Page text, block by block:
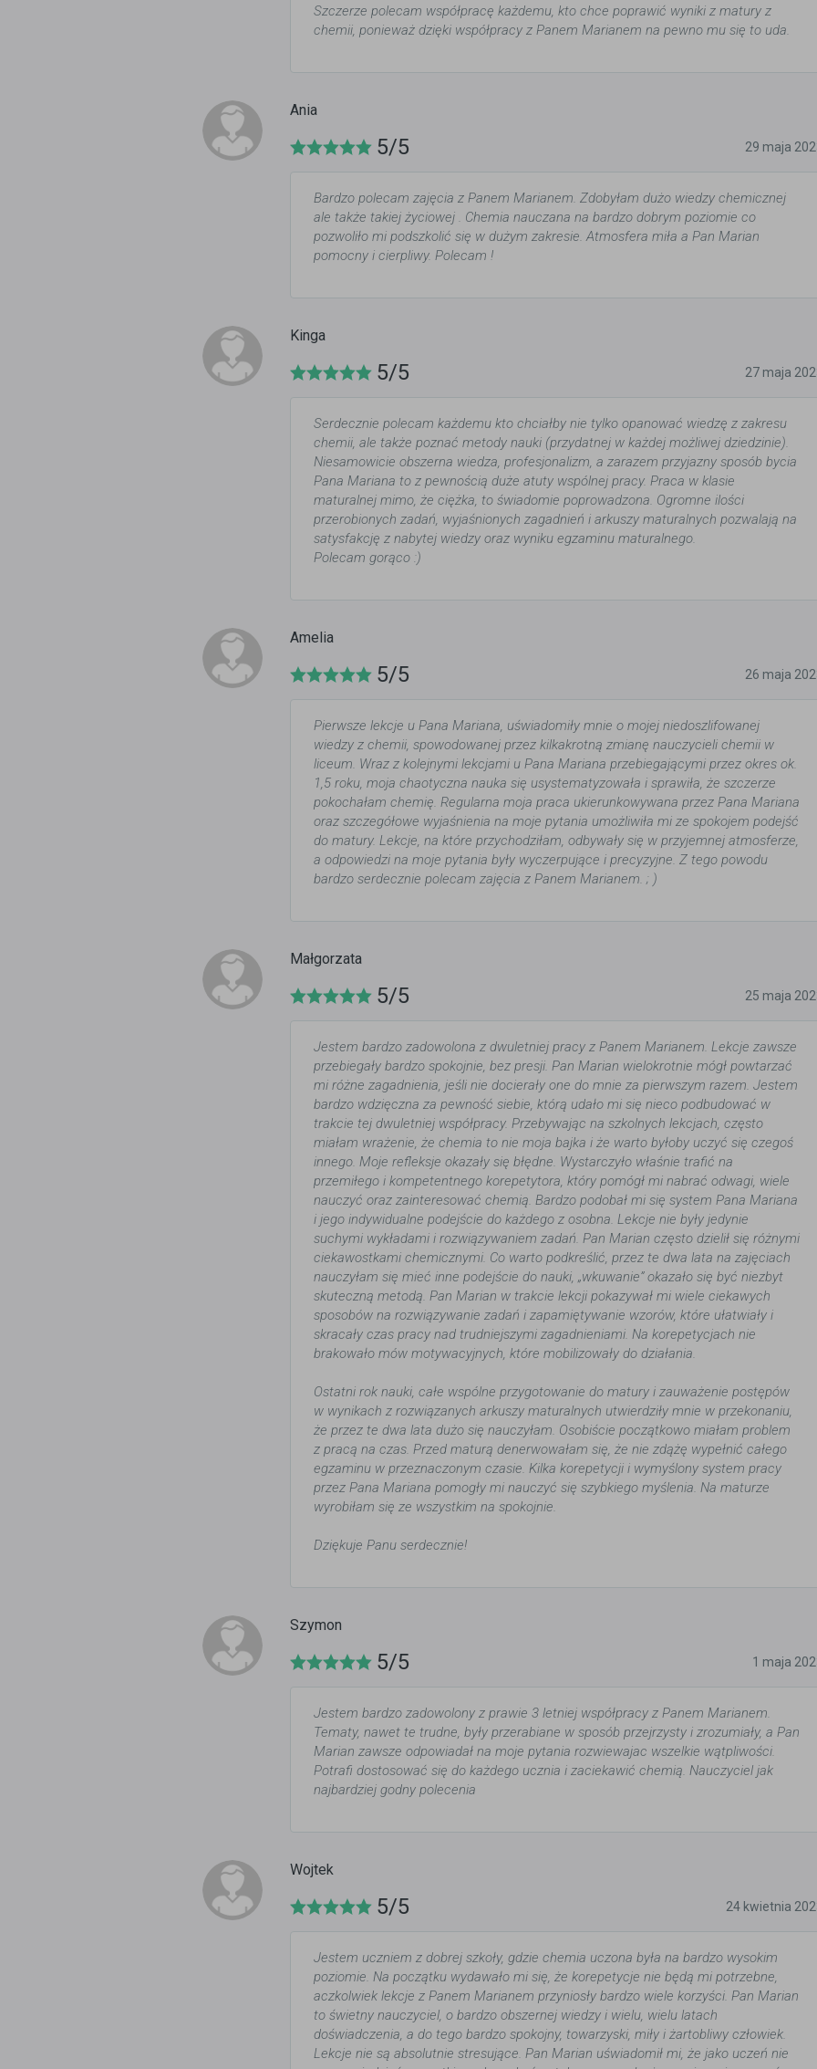
Szczerze polecam współpracę każdemu, kto chce poprawić wyniki z matury z
chemii, ponieważ dzięki współpracy z Panem Marianem na pewno mu się to uda.
Ania
5/5 29 maja
Bardzo polecam zajęcia z Panem Marianem. Zdobyłam dużo wiedzy chemicznej
ale także takiej życiowej . Chemia nauczana na bardzo dobrym poziomie co
pozwoliło mi podszkolić się w dużym zakresie. Atmosfera miła a Pan Marian
pomocny i cierpliwy. Polecam !
Kinga
5/5 27 maja
Serdecznie polecam każdemu kto chciałby nie tylko opanować wiedzę z zakresu
chemii, ale także poznać metody nauki (przydatnej w każdej możliwej dziedzinie).
Niesamowicie obszerna wiedza, profesjonalizm, a zarazem przyjazny sposób bycia
Pana Mariana to z pewnością duże atuty wspólnej pracy. Praca w klasie
maturalnej mimo, że ciężka, to świadomie poprowadzona. Ogromne ilości
przerobionych zadań, wyjaśnionych zagadnień i arkuszy maturalnych pozwalają na
satysfakcję z nabytej wiedzy oraz wyniku egzaminu maturalnego.
Polecam gorąco :)
Amelia
5/5 26 maja
Pierwsze lekcje u Pana Mariana, uświadomiły mnie o mojej niedoszlifowanej
wiedzy z chemii, spowodowanej przez kilkakrotną zmianę nauczycieli chemii w
liceum. Wraz z kolejnymi lekcjami u Pana Mariana przebiegającymi przez okres ok.
1,5 roku, moja chaotyczna nauka się usystematyzowała i sprawiła, że szczerze
pokochałam chemię. Regularna moja praca ukierunkowywana przez Pana Mariana
oraz szczegółowe wyjaśnienia na moje pytania umożliwiła mi ze spokojem podejść
do matury. Lekcje, na które przychodziłam, odbywały się w przyjemnej atmosferze,
a odpowiedzi na moje pytania były wyczerpujące i precyzyjne. Z tego powodu
bardzo serdecznie polecam zajęcia z Panem Marianem. ; )
Małgorzata
5/5 25 maja
Jestem bardzo zadowolona z dwuletniej pracy z Panem Marianem. Lekcje zawsze
przebiegały bardzo spokojnie, bez presji. Pan Marian wielokrotnie mógł powtarzać
mi różne zagadnienia, jeśli nie docierały one do mnie za pierwszym razem. Jestem
bardzo wdzięczna za pewność siebie, którą udało mi się nieco podbudować w
trakcie tej dwuletniej współpracy. Przebywając na szkolnych lekcjach, często
miałam wrażenie, że chemia to nie moja bajka i że warto byłoby uczyć się czegoś
innego. Moje refleksje okazały się błędne. Wystarczyło właśnie trafić na
przemiłego i kompetentnego korepetytora, który pomógł mi nabrać odwagi, wiele
nauczyć oraz zainteresować chemią. Bardzo podobał mi się system Pana Mariana
i jego indywidualne podejście do każdego z osobna. Lekcje nie były jedynie
suchymi wykładami i rozwiązywaniem zadań. Pan Marian często dzielił się różnymi
ciekawostkami chemicznymi. Co warto podkreślić, przez te dwa lata na zajęciach
nauczyłam się mieć inne podejście do nauki, „wkuwanie” okazało się być niezbyt
skuteczną metodą. Pan Marian w trakcie lekcji pokazywał mi wiele ciekawych
sposobów na rozwiązywanie zadań i zapamiętywanie wzorów, które ułatwiały i
skracały czas pracy nad trudniejszymi zagadnieniami. Na korepetycjach nie
brakowało mów motywacyjnych, które mobilizowały do działania.
Ostatni rok nauki, całe wspólne przygotowanie do matury i zauważenie postępów
w wynikach z rozwiązanych arkuszy maturalnych utwierdziły mnie w przekonaniu,
że przez te dwa lata dużo się nauczyłam. Osobiście początkowo miałam problem
z pracą na czas. Przed maturą denerwowałam się, że nie zdążę wypełnić całego
egzaminu w przeznaczonym czasie. Kilka korepetycji i wymyślony system pracy
przez Pana Mariana pomogły mi nauczyć się szybkiego myślenia. Na maturze
wyrobiłam się ze wszystkim na spokojnie.
Dziękuje Panu serdecznie!
Szymon
5/5 1 maja
Jestem bardzo zadowolony z prawie 3 letniej współpracy z Panem Marianem.
Tematy, nawet te trudne, były przerabiane w sposób przejrzysty i zrozumiały, a Pan
Marian zawsze odpowiadał na moje pytania rozwiewajac wszelkie wątpliwości.
Potrafi dostosować się do każdego ucznia i zaciekawić chemią. Nauczyciel jak
najbardziej godny polecenia
Wojtek
5/5 24 kwietnia
Jestem uczniem z dobrej szkoły, gdzie chemia uczona była na bardzo wysokim
poziomie. Na początku wydawało mi się, że korepetycje nie będą mi potrzebne,
aczkolwiek lekcje z Panem Marianem przyniosły bardzo wiele korzyści. Pan Marian
to świetny nauczyciel, o bardzo obszernej wiedzy i wielu, wielu latach
doświadczenia, a do tego bardzo spokojny, towarzyski, miły i żartobliwy człowiek.
Lekcje nie są absolutnie stresujące. Pan Marian uświadomił mi, że jako uczeń nie